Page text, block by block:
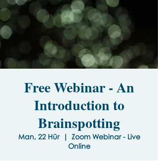
Free Webinar - An
Introduction to
Brainspotting
Man, 22 Hūr
  |
Zoom Webinar - Live
Online